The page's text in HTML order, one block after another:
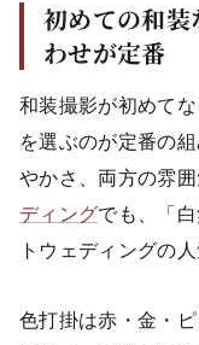
初めての和
わせが定番
和装撮影が初めて
を選ぶのが定番の
やかさ、両方の雰囲
ディングでも、「
トウェディングの
色打掛は赤・金・